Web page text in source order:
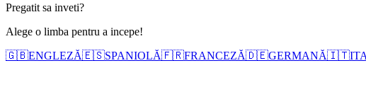
Pregatit sa inveti?
Alege o limba pentru a incepe!
🇬🇧ENGLEZĂ🇪🇸SPANIOLĂ🇫🇷FRANCEZĂ🇩🇪GERMANĂ🇮🇹